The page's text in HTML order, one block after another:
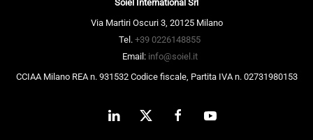
Soiel International Srl
Via Martiri Oscuri 3, 20125 Milano
Tel. +39 0226148855
Email: info@soiel.it
CCIAA Milano REA n. 931532 Codice fiscale, Partita IVA n. 02731980153